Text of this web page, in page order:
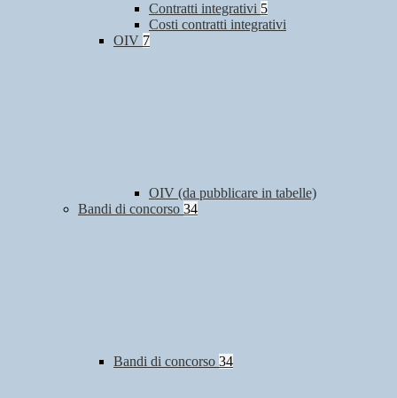
Contratti integrativi 5
Costi contratti integrativi
OIV 7
OIV (da pubblicare in tabelle)
Bandi di concorso 34
Bandi di concorso 34